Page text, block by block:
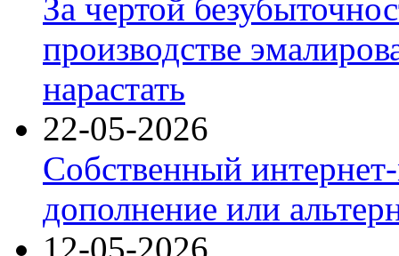
За чертой
производстве
нарастать
22-05-2026
Собственный
дополнение или